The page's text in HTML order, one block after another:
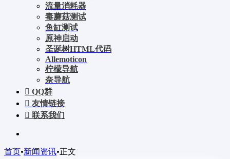
流量消耗器
毒蘑菇测试
鱼缸测试
原神启动
圣诞树HTML代码
Allemoticon
柠檬导航
奈导航
QQ群
友情链接
联系我们
首页•新闻资讯•正文